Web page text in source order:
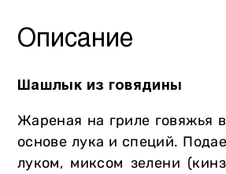
Вареники
Яйца
Хлеб и выпечка
Специи
Описание
Шашлык из говядины
Жареная на гриле говяжья
основе лука и специй.
луком, миксом зелени